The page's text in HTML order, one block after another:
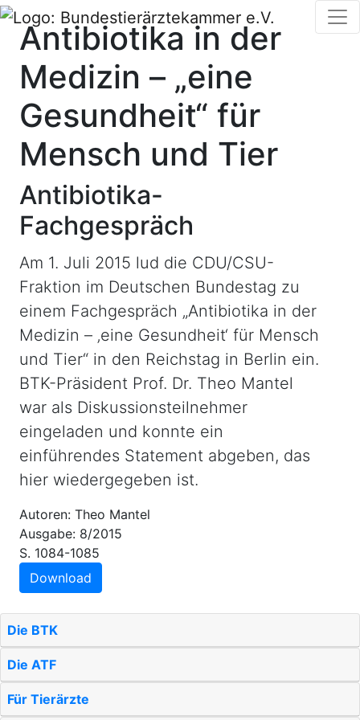
Antibiotika in der
Medizin – „eine
Gesundheit“ für
Mensch und Tier
Antibiotika-
Fachgespräch
Am 1. Juli 2015 lud die CDU/CSU-
Fraktion im Deutschen Bundestag zu
einem Fachgespräch „Antibiotika in der
Medizin – ‚eine Gesundheit‘ für Mensch
und Tier“ in den Reichstag in Berlin ein.
BTK-Präsident Prof. Dr. Theo Mantel
war als Diskussionsteilnehmer
eingeladen und konnte ein
einführendes Statement abgeben, das
hier wiedergegeben ist.
Autoren: Theo Mantel
Ausgabe: 8/2015
S. 1084-1085
Download
Die BTK
Die ATF
Für Tierärzte